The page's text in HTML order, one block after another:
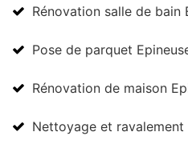
Rénovation salle de bain
Pose de parquet
Rénovation de maison
Nettoyage et